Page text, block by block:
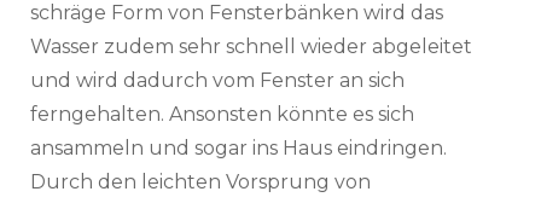
schräge Form von Fensterbänken wird das
Wasser zudem sehr schnell wieder abgeleitet
und wird dadurch vom Fenster an sich
ferngehalten. Ansonsten könnte es sich
ansammeln und sogar ins Haus eindringen.
Durch den leichten Vorsprung von